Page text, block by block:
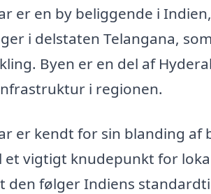
er en by beliggende i
i delstaten Telangana,
Byen er en del af
i regionen.
er kendt for sin blanding
vigtigt knudepunkt for
den følger Indiens